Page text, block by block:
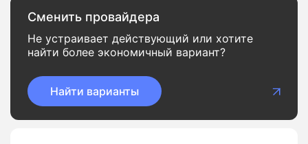
Сменить провайдера
Не устраивает действующий или хотите
найти более экономичный вариант?
Найти варианты